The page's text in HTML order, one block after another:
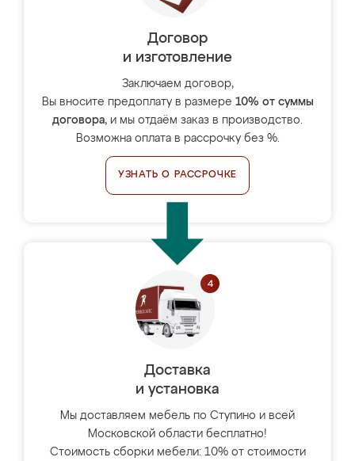
Договор
и изготовление
Заключаем договор,
Вы вносите предоплату в размере 10% от суммы
договора, и мы отдаём заказ в производство.
Возможна оплата в рассрочку без %.
УЗНАТЬ О РАССРОЧКЕ
Доставка
и установка
Мы доставляем мебель по Ступино и всей
Московской области бесплатно!
Стоимость сборки мебели: 10% от стоимости